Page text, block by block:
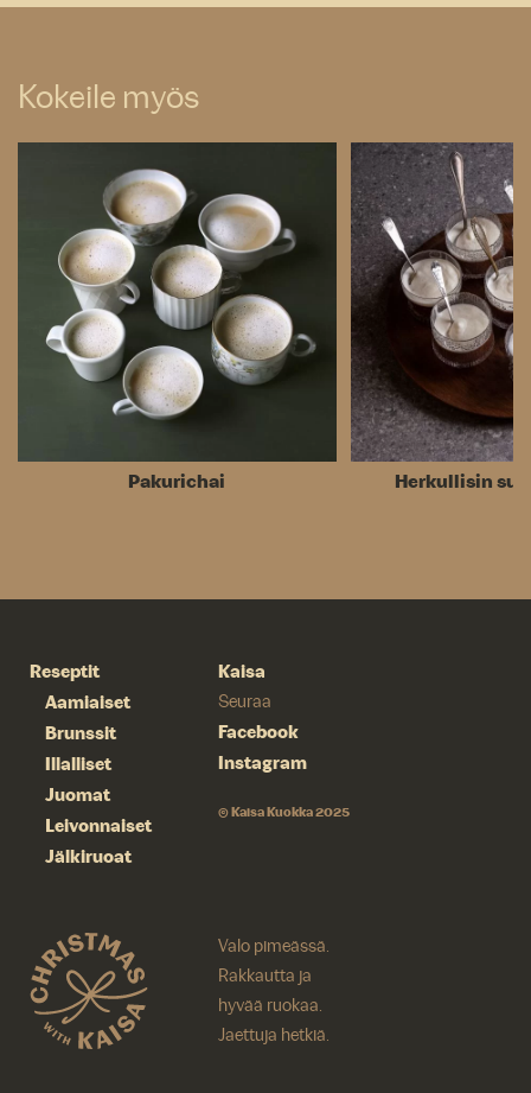
Kokeile myös
Pakurichai Herkullisin
Reseptit
Aamiaiset
Brunssit
Illalliset
Juomat
Leivonnaiset
Jälkiruoat
Kaisa
Seuraa
Facebook
Instagram
© Kaisa Kuokka 2025
Valo pimeässä.
Rakkautta ja
hyvää ruokaa.
Jaettuja hetkiä.